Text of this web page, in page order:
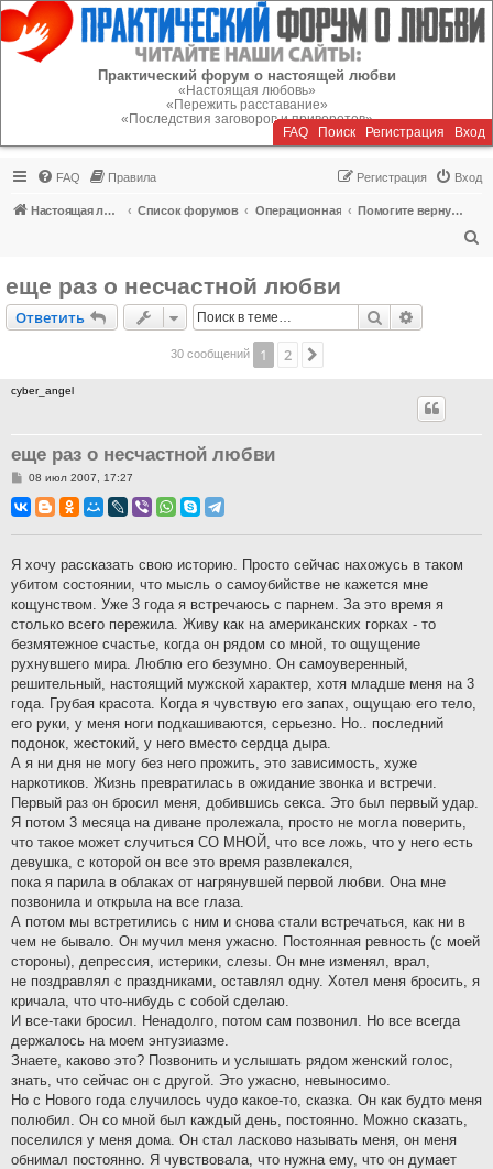
Регистрация
Практический форум о настоящей любви
«Настоящая любовь»
«Пережить расставание»
«Последствия заговоров и приворотов»
FAQ Поиск Регистрация Вход
FAQ Правила Вход
Регистрация
Настоящая любовь Список форумов Операционная
Помогите вернуть или пережить расставание!
еще раз о несчастной любви
Ответить
Ответить Поиск
30 сообщений 1 2
cyber_angel
еще раз о несчастной любви
С
о
б
и
е
08 июл 2007, 17:27
Я хочу рассказать свою историю. Просто сейчас нахожусь в таком
убитом состоянии, что мысль о самоубийстве не кажется мне
кощунством. Уже 3 года я встречаюсь с парнем. За это время я
столько всего пережила. Живу как на американских горках - то
безмятежное счастье, когда он рядом со мной, то ощущение
рухнувшего мира. Люблю его безумно. Он самоуверенный,
решительный, настоящий мужской характер, хотя младше меня на 3
года. Грубая красота. Когда я чувствую его запах, ощущаю его тело,
его руки, у меня ноги подкашиваются, серьезно. Но.. последний
подонок, жестокий, у него вместо сердца дыра.
А я ни дня не могу без него прожить, это зависимость, хуже
наркотиков. Жизнь превратилась в ожидание звонка и встречи.
Первый раз он бросил меня, добившись секса. Это был первый удар.
Я потом 3 месяца на диване пролежала, просто не могла поверить,
что такое может случиться СО МНОЙ, что все ложь, что у него есть
девушка, с которой он все это время развлекался,
пока я парила в облаках от нагрянувшей первой любви. Она мне
позвонила и открыла на все глаза.
А потом мы встретились с ним и снова стали встречаться, как ни в
чем не бывало. Он мучил меня ужасно. Постоянная ревность (с моей
стороны), депрессия, истерики, слезы. Он мне изменял, врал,
не поздравлял с праздниками, оставлял одну. Хотел меня бросить, я
кричала, что что-нибудь с собой сделаю.
И все-таки бросил. Ненадолго, потом сам позвонил. Но все всегда
держалось на моем энтузиазме.
Знаете, каково это? Позвонить и услышать рядом женский голос,
знать, что сейчас он с другой. Это ужасно, невыносимо.
Но с Нового года случилось чудо какое-то, сказка. Он как будто меня
полюбил. Он со мной был каждый день, постоянно. Можно сказать,
поселился у меня дома. Он стал ласково называть меня, он меня
обнимал постоянно. Я чувствовала, что нужна ему, что он думает